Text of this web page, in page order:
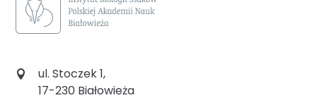
ul. Stoczek 1,
17-230 Białowieża